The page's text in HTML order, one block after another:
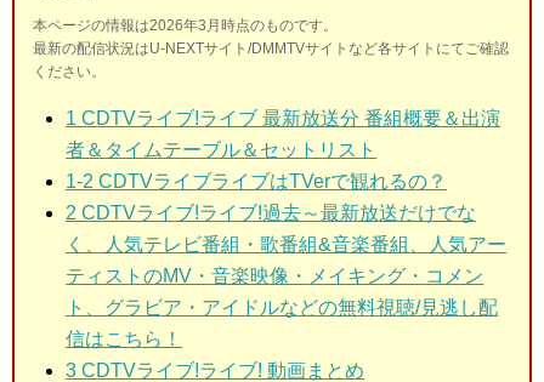
本ページの情報は2026年3月時点のものです。
最新の配信状況はU-NEXTサイト/DMMTVサイトなど各サイトにてご確認
ください。
1 CDTVライブ!ライブ 最新放送分 番組概要＆出演
者＆タイムテーブル＆セットリスト
1-2 CDTVライブライブはTVerで観れるの？
2 CDTVライブ!ライブ!過去～最新放送だけでな
く、人気テレビ番組・歌番組&音楽番組、人気アー
ティストのMV・音楽映像・メイキング・コメン
ト、グラビア・アイドルなどの無料視聴/見逃し配
信はこちら！
3 CDTVライブ!ライブ! 動画まとめ